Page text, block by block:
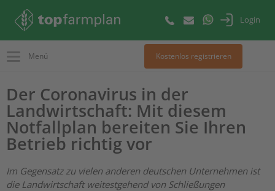
Login
Menü Kostenlos registrieren
Der Coronavirus in der
Landwirtschaft: Mit diesem
Notfallplan bereiten Sie Ihren
Betrieb richtig vor
Im Gegensatz zu vielen anderen deutschen Unternehmen ist
die Landwirtschaft weitestgehend von Schließungen